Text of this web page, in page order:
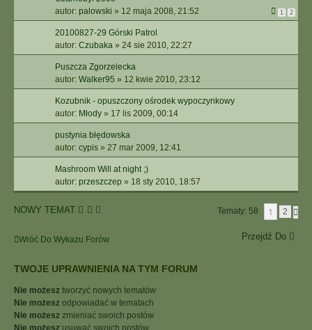
autor: palowski » 12 maja 2008, 21:52 1 2
20100827-29 Górski Patrol
autor: Czubaka » 24 sie 2010, 22:27
Puszcza Zgorzelecka
autor: Walker95 » 12 kwie 2010, 23:12
Kozubnik - opuszczony ośrodek wypoczynkowy
autor: Młody » 17 lis 2009, 00:14
pustynia błędowska
autor: cypis » 27 mar 2009, 12:41
Mashroom Will at night ;)
autor: przeszczep » 18 sty 2010, 18:57
NOWY TEMAT Tematy: 58 1 2
Wróć Do Wykazu Forów Przejdź Do
TWOJE UPRAWNIENIA NA TYM FORUM
Nie możesz tworzyć nowych tematów
Nie możesz odpowiadać w tematach
Nie możesz zmieniać swoich postów
Nie możesz usuwać swoich postów